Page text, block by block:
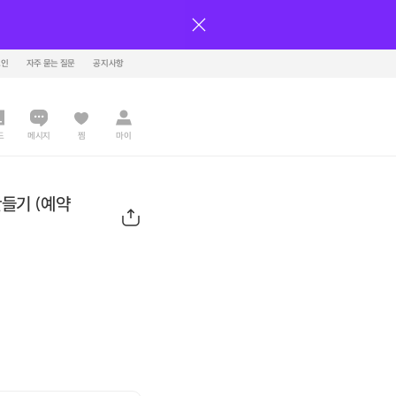
자주 묻는 질문 공지사항
메시지 찜 마이
기 (예약